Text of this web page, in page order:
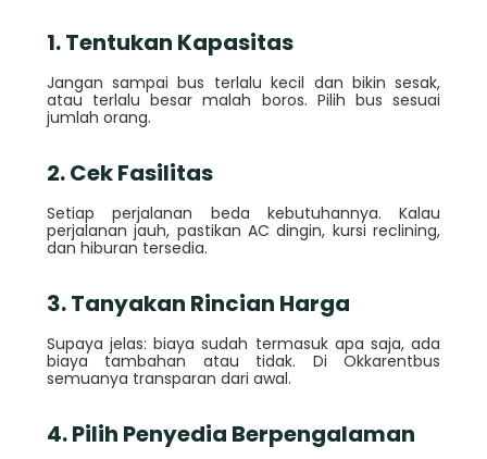
1. Tentukan Kapasitas
Jangan sampai bus terlalu kecil dan bikin sesak,
atau terlalu besar malah boros. Pilih bus sesuai
jumlah orang.
2. Cek Fasilitas
Setiap perjalanan beda kebutuhannya. Kalau
perjalanan jauh, pastikan AC dingin, kursi reclining,
dan hiburan tersedia.
3. Tanyakan Rincian Harga
Supaya jelas: biaya sudah termasuk apa saja, ada
biaya tambahan atau tidak. Di Okkarentbus
semuanya transparan dari awal.
4. Pilih Penyedia Berpengalaman